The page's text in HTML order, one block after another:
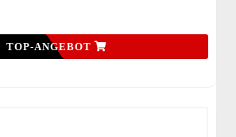
TOP-ANGEBOT